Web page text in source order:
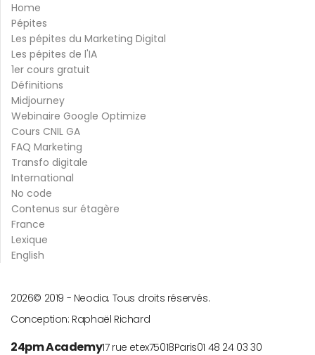
Home
Pépites
Les pépites du Marketing Digital
Les pépites de l'IA
1er cours gratuit
Définitions
Midjourney
Webinaire Google Optimize
Cours CNIL GA
FAQ Marketing
Transfo digitale
International
No code
Contenus sur étagère
France
Lexique
English
© 2019 -
2026
Neodia. Tous droits réservés.
Conception: Raphaël Richard
24pm Academy17 rue etex75018Paris01 48 24 03 30